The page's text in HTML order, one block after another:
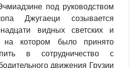
под руководством
Джугаеци созывается
видных светских и
на котором было принято
в сотрудничество с
движения Грузии